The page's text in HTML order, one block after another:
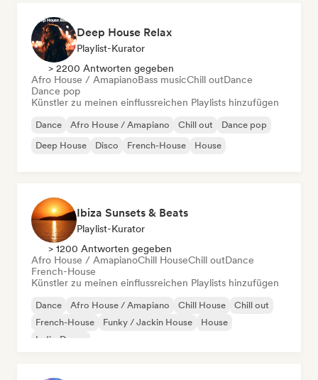
Deep House Relax
Playlist-Kurator
> 2200 Antworten gegeben
Afro House / AmapianoBass musicChill outDance
Dance pop
Künstler zu meinen einflussreichen Playlists hinzufügen
Dance Afro House / Amapiano Chill out
Dance pop
Deep House
Disco French-House House
Ibiza Sunsets & Beats
Playlist-Kurator
> 1200 Antworten gegeben
Afro House / AmapianoChill HouseChill outDance
French-House
Künstler zu meinen einflussreichen Playlists hinzufügen
Dance Afro House / Amapiano Chill House
Chill out
French-House
Funky / Jackin House
House
Indie-Dance